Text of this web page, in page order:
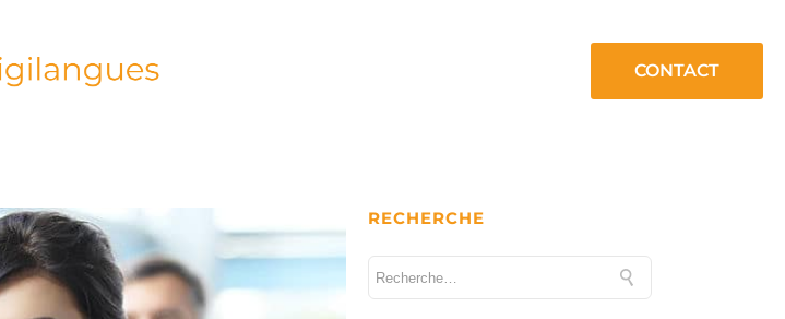
CONTACT
RECHERCHE